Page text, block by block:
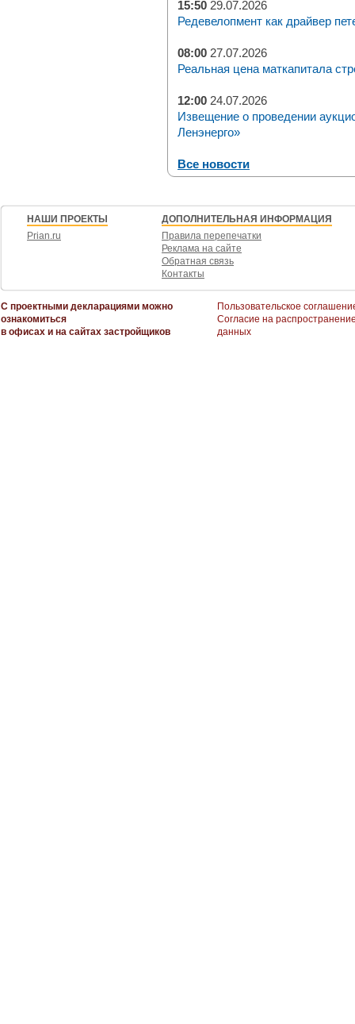
15:50 29.07.2026
Редевелопмент как драйвер
08:00 27.07.2026
Реальная цена маткапитала
12:00 24.07.2026
Извещение о проведении
Ленэнерго»
Все новости
НАШИ ПРОЕКТЫ
Prian.ru
ДОПОЛНИТЕЛЬНАЯ ИНФОРМАЦИЯ
Правила перепечатки
Реклама на сайте
Обратная связь
Контакты
С проектными декларациями можно
ознакомиться
в офисах и на сайтах застройщиков
Пользовательское
Согласие на
данных